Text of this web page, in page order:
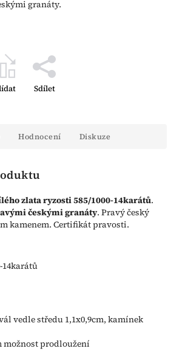
granáty.
Sdílet
Hodnocení Diskuze
zlata ryzosti 585/1000-14karátů.
českými granáty. Pravý český
kamenem. Certifikát pravosti.
14karátů
vedle středu 1,1x0,9cm, kamínek
možnost prodloužení